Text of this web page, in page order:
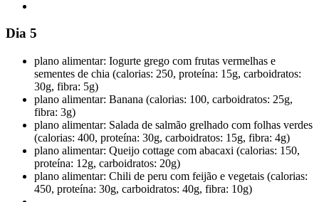
Dia 5
plano alimentar: Iogurte grego com frutas vermelhas e
sementes de chia (calorias: 250, proteína: 15g, carboidratos:
30g, fibra: 5g)
plano alimentar: Banana (calorias: 100, carboidratos: 25g,
fibra: 3g)
plano alimentar: Salada de salmão grelhado com folhas verdes
(calorias: 400, proteína: 30g, carboidratos: 15g, fibra: 4g)
plano alimentar: Queijo cottage com abacaxi (calorias: 150,
proteína: 12g, carboidratos: 20g)
plano alimentar: Chili de peru com feijão e vegetais (calorias:
450, proteína: 30g, carboidratos: 40g, fibra: 10g)